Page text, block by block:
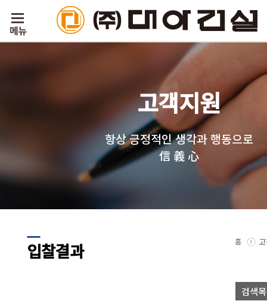
고객지원
항상 긍정적인 생각과 행동으로
信 義 心
입찰결과 홈
검색